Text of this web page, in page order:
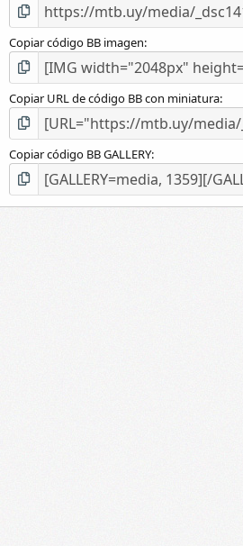
Copiar código BB imagen
Copiar URL de código BB con miniatura
Copiar código BB GALLERY